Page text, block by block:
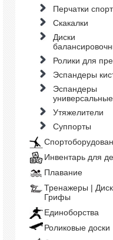
Перчатки
Скакалки
Диски
Ролики для
Эспандеры
Эспандеры
универсальные
Утяжелители
Суппорты
Инвентарь для
Плавание
Тренажеры |
Грифы
Единоборства
Роликовые доски